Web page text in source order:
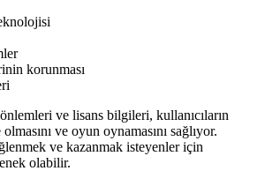
korunması
ve lisans bilgileri, kullanıcıların
ve oyun oynamasını sağlıyor.
ve kazanmak isteyenler için
olabilir.